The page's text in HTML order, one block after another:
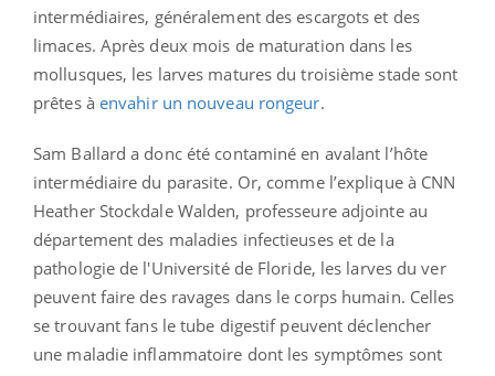
intermédiaires, généralement des escargots et des
limaces. Après deux mois de maturation dans les
mollusques, les larves matures du troisième stade sont
prêtes à envahir un nouveau rongeur.
Sam Ballard a donc été contaminé en avalant l’hôte
intermédiaire du parasite. Or, comme l’explique à CNN
Heather Stockdale Walden, professeure adjointe au
département des maladies infectieuses et de la
pathologie de l'Université de Floride, les larves du ver
peuvent faire des ravages dans le corps humain. Celles
se trouvant fans le tube digestif peuvent déclencher
une maladie inflammatoire dont les symptômes sont